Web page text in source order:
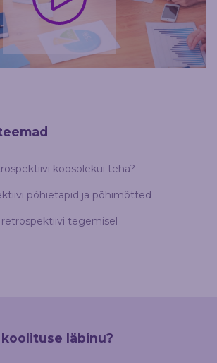
koosolekui teha?
põhietapid ja põhimõtted
retrospektiivi tegemisel
läbinu?